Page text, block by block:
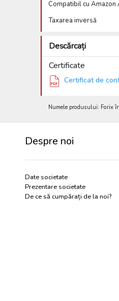
Compatibil cu Amazon
Taxarea inversă
Descărcați
Certificate
Certificat de
Numele produsului: Forix
Despre noi
Date societate
Prezentare societate
De ce să cumpărați de la noi?